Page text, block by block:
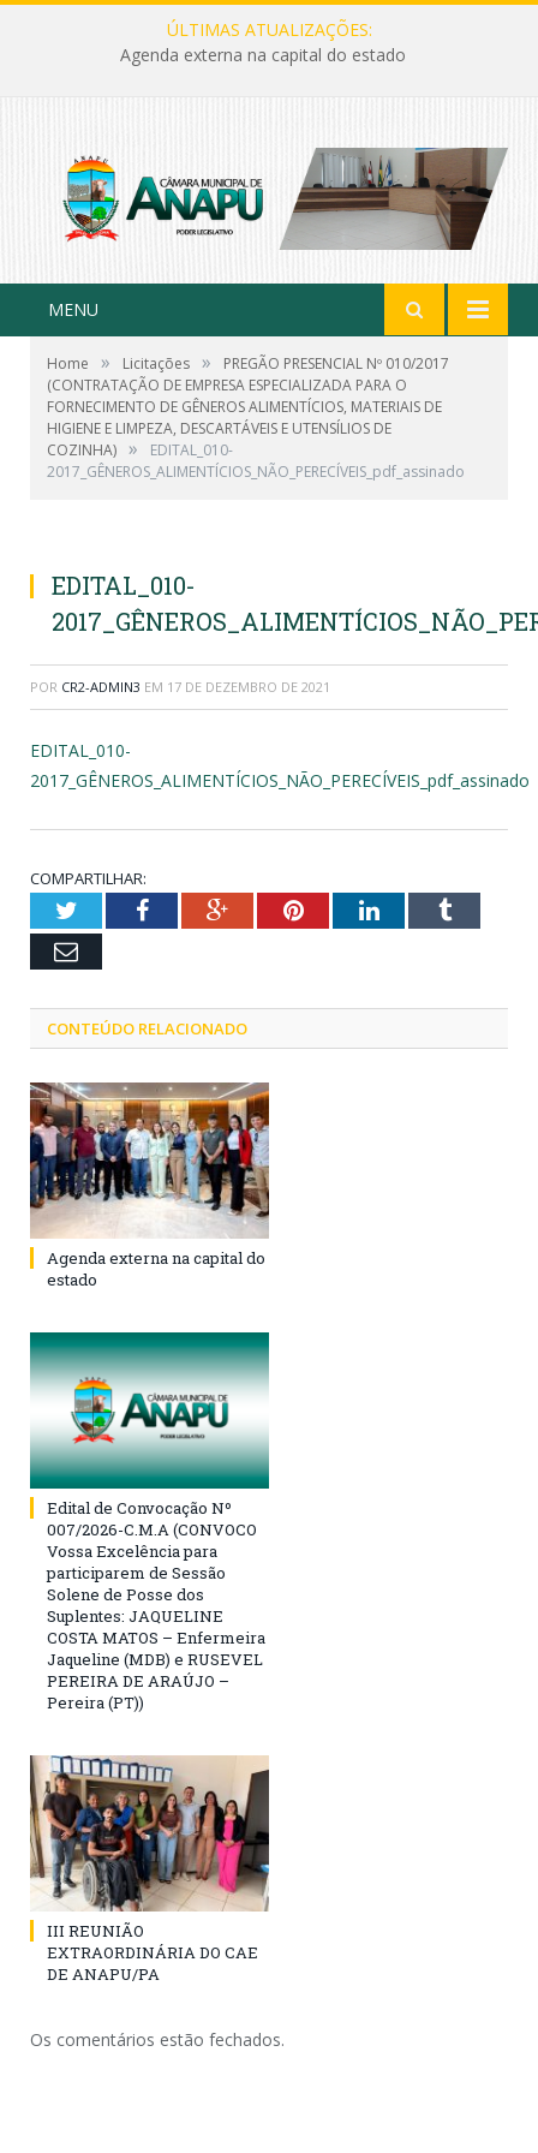
ÚLTIMAS ATUALIZAÇÕES:
Agenda externa na capital do estado
MENU
Home » Licitações »
PREGÃO PRESENCIAL Nº 010/2017
(CONTRATAÇÃO DE EMPRESA ESPECIALIZADA PARA O
FORNECIMENTO DE GÊNEROS ALIMENTÍCIOS, MATERIAIS DE
HIGIENE E LIMPEZA, DESCARTÁVEIS E UTENSÍLIOS DE
COZINHA) »
EDITAL_010-
2017_GÊNEROS_ALIMENTÍCIOS_NÃO_PERECÍVEIS_pdf_assinado
EDITAL_010-
POR CR2-ADMIN3 EM 17 DE DEZEMBRO DE 2021
EDITAL_010-
2017_GÊNEROS_ALIMENTÍCIOS_NÃO_PERECÍVEIS_pdf_assinado
COMPARTILHAR:
TwitterFacebookGoogle+PinterestLinkedInTumblr
Email
CONTEÚDO RELACIONADO
Agenda externa na capital do
estado
Edital de Convocação Nº
007/2026-C.M.A (CONVOCO
Vossa Excelência para
participarem de Sessão
Solene de Posse dos
Suplentes: JAQUELINE
COSTA MATOS – Enfermeira
Jaqueline (MDB) e RUSEVEL
PEREIRA DE ARAÚJO –
Pereira (PT))
III REUNIÃO
EXTRAORDINÁRIA DO CAE
DE ANAPU/PA
Os comentários estão fechados.